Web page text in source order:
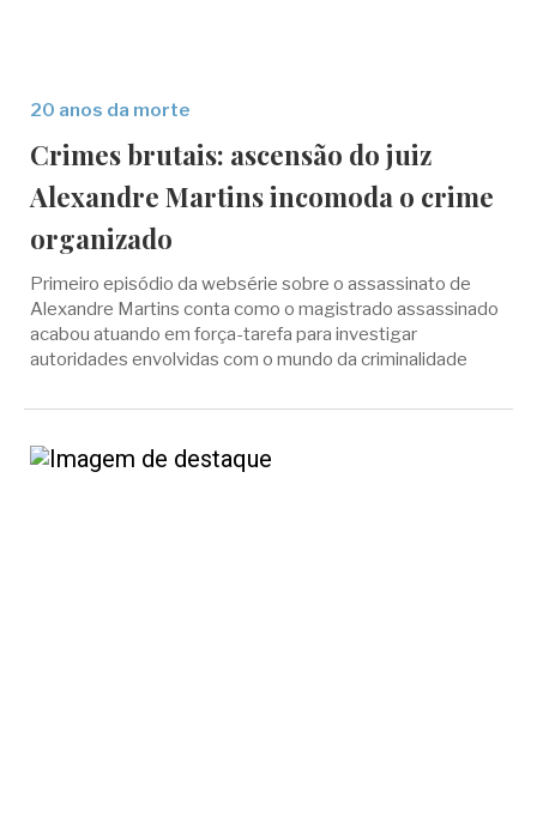
20 anos da morte
Crimes brutais: ascensão do juiz
Alexandre Martins incomoda o crime
organizado
Primeiro episódio da websérie sobre o assassinato de
Alexandre Martins conta como o magistrado assassinado
acabou atuando em força-tarefa para investigar
autoridades envolvidas com o mundo da criminalidade